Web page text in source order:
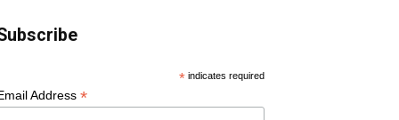
* indicates required
Address *